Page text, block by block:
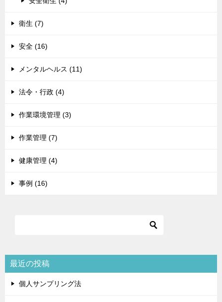
衛生 (7)
安全 (16)
メンタルヘルス (11)
法令・行政 (4)
作業環境管理 (3)
作業管理 (7)
健康管理 (4)
事例 (16)
最近の投稿
個人サンプリング法